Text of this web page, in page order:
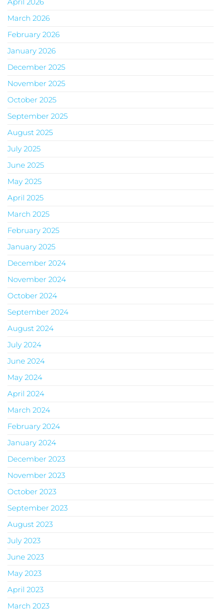
March 2026
February 2026
January 2026
December 2025
November 2025
October 2025
September 2025
August 2025
July 2025
June 2025
May 2025
April 2025
March 2025
February 2025
January 2025
December 2024
November 2024
October 2024
September 2024
August 2024
July 2024
June 2024
May 2024
April 2024
March 2024
February 2024
January 2024
December 2023
November 2023
October 2023
September 2023
August 2023
July 2023
June 2023
May 2023
April 2023
March 2023